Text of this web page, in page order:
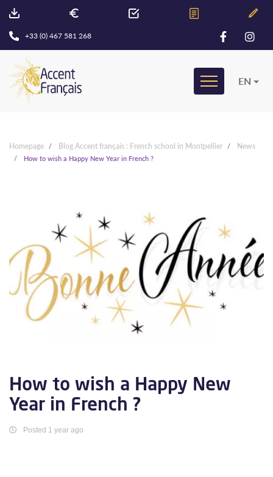
+33 (0) 467 581 268
EN
Homepage Blog Accent français : French school in Montpellier News
How to wish a Happy New Year in French ?
How to wish a Happy New
Year in French ?
Posted 1 year ago